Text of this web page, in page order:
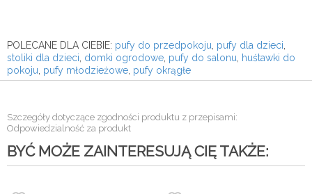
POLECANE DLA CIEBIE: pufy do przedpokoju pufy dla dzieci
stoliki dla dzieci domki ogrodowe pufy do salonu
huśtawki do
pokoju pufy młodzieżowe pufy okrągłe
Szczegóły dotyczące zgodności produktu z przepisami:
Odpowiedzialność za produkt
BYĆ MOŻE ZAINTERESUJĄ CIĘ TAKŻE: